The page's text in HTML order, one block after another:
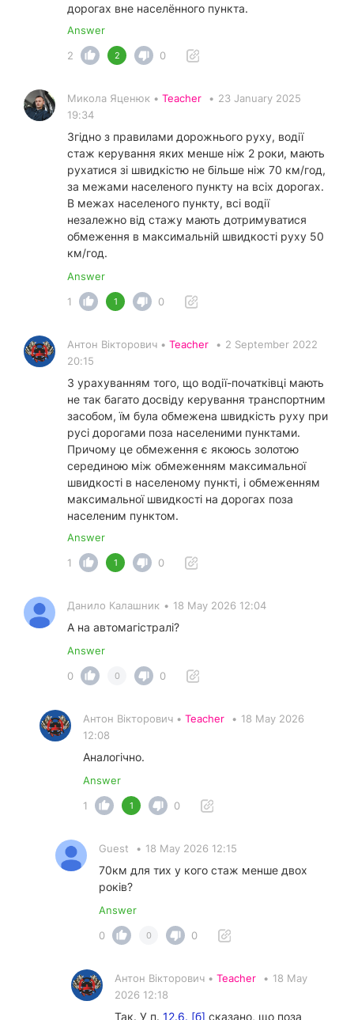
дорогах вне населённого пункта.
Answer
2
2 0
Микола Яценюк • Teacher • 23 January 2025
19:34
Згідно з правилами дорожнього руху, водії
стаж керування яких менше ніж 2 роки, мають
рухатися зі швидкістю не більше ніж 70 км/год,
за межами населеного пункту на всіх дорогах.
В межах населеного пункту, всі водії
незалежно від стажу мають дотримуватися
обмеження в максимальній швидкості руху 50
км/год.
Answer
1
1 0
Антон Вікторович • Teacher • 2 September 2022
20:15
З урахуванням того, що водії-початківці мають
не так багато досвіду керування транспортним
засобом, їм була обмежена швидкість руху при
русі дорогами поза населеними пунктами.
Причому це обмеження є якоюсь золотою
серединою між обмеженням максимальної
швидкості в населеному пункті, і обмеженням
максимальної швидкості на дорогах поза
населеним пунктом.
Answer
1
1 0
Данило Калашник • 18 May 2026 12:04
А на автомагістралі?
Answer
0
0 0
Антон Вікторович • Teacher • 18 May 2026
12:08
Аналогічно.
Answer
1
1 0
Guest • 18 May 2026 12:15
70км для тих у кого стаж менше двох
років?
Answer
0
0 0
Антон Вікторович • Teacher • 18 May
2026 12:18
Так. У п. 12.6. [б] сказано, що поза